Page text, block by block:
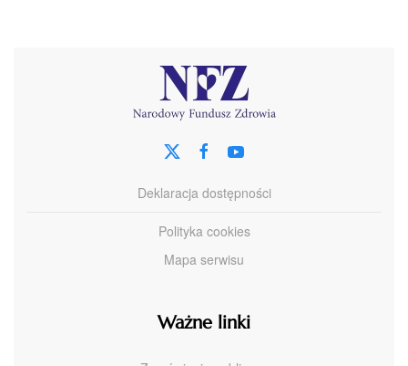
Deklaracja dostępności
Polityka cookies
Mapa serwisu
Ważne linki